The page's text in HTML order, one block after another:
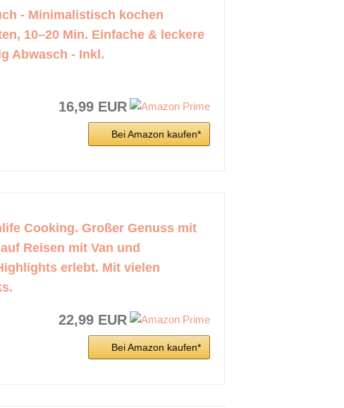
- Minimalistisch kochen
10–20 Min. Einfache & leckere
Abwasch - Inkl.
16,99 EUR
Bei Amazon kaufen*
Cooking. Großer Genuss mit
Reisen mit Van und
erlebt. Mit vielen
22,99 EUR
Bei Amazon kaufen*